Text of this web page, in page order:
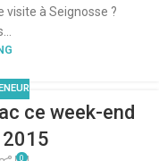
visite à Seignosse ?
ce week-end
0